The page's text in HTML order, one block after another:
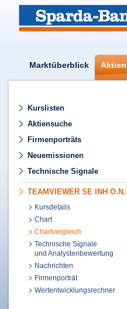
Marktüberblick Aktien
Kurslisten
Aktiensuche
Firmenporträts
Neuemissionen
Technische Signale
TEAMVIEWER SE INH O.N.
Kursdetails
Chart
Chartvergleich
Technische Signale
und Analystenbewertung
Nachrichten
Firmenporträt
Wertentwicklungsrechner